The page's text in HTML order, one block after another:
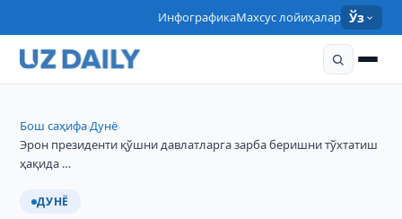
ИнфографикаМахсус лойиҳалар Ўз
Бош саҳифа›Дунё›
Эрон президенти қўшни давлатларга зарба беришни тўхтатиш
ҳақида …
ДУНЁ